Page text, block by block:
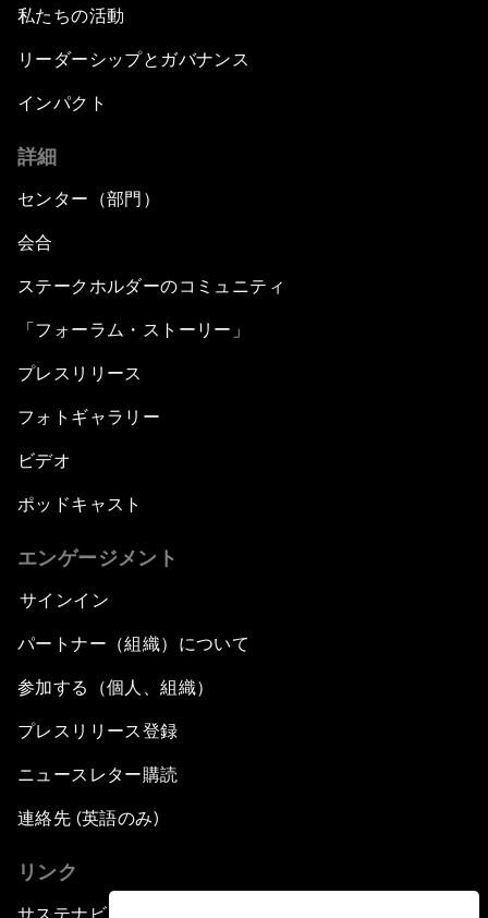
私たちの活動
リーダーシップとガバナンス
インパクト
詳細
センター（部門）
会合
ステークホルダーのコミュニティ
「フォーラム・ストーリー」
プレスリリース
フォトギャラリー
ビデオ
ポッドキャスト
エンゲージメント
サインイン
パートナー（組織）について
参加する（個人、組織）
プレスリリース登録
ニュースレター購読
連絡先 (英語のみ)
リンク